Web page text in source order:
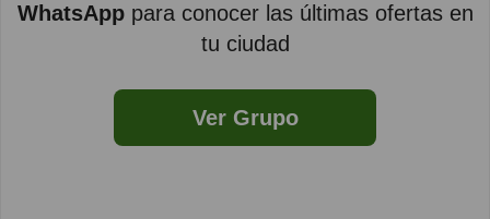
WhatsApppara conocer las últimas ofertas en
tu ciudad
Ver Grupo